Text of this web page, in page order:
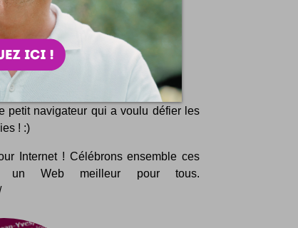
!
petit navigateur qui a voulu défier les
! :)
Internet ! Célébrons ensemble ces
Web meilleur pour tous.